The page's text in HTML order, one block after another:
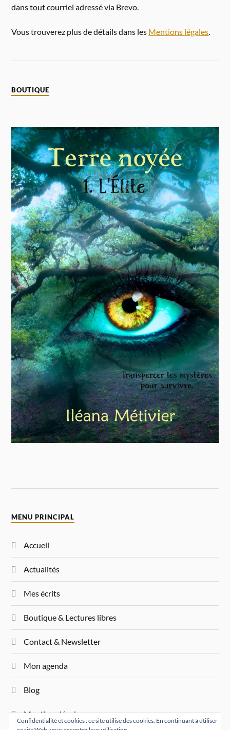
dans tout courriel adressé via Brevo.
Vous trouverez plus de détails dans les Mentions légales.
BOUTIQUE
MENU PRINCIPAL
Accueil
Actualités
Mes écrits
Boutique & Lectures libres
Contact & Newsletter
Mon agenda
Blog
Mentions légales
Confidentialité et cookies : ce site utilise des cookies. En continuant à utiliser